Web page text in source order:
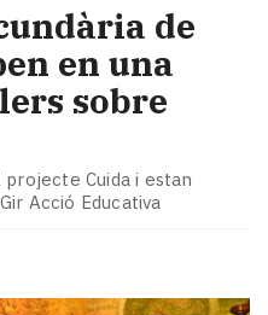
de
en una
sobre
Cuida i estan
Acció Educativa